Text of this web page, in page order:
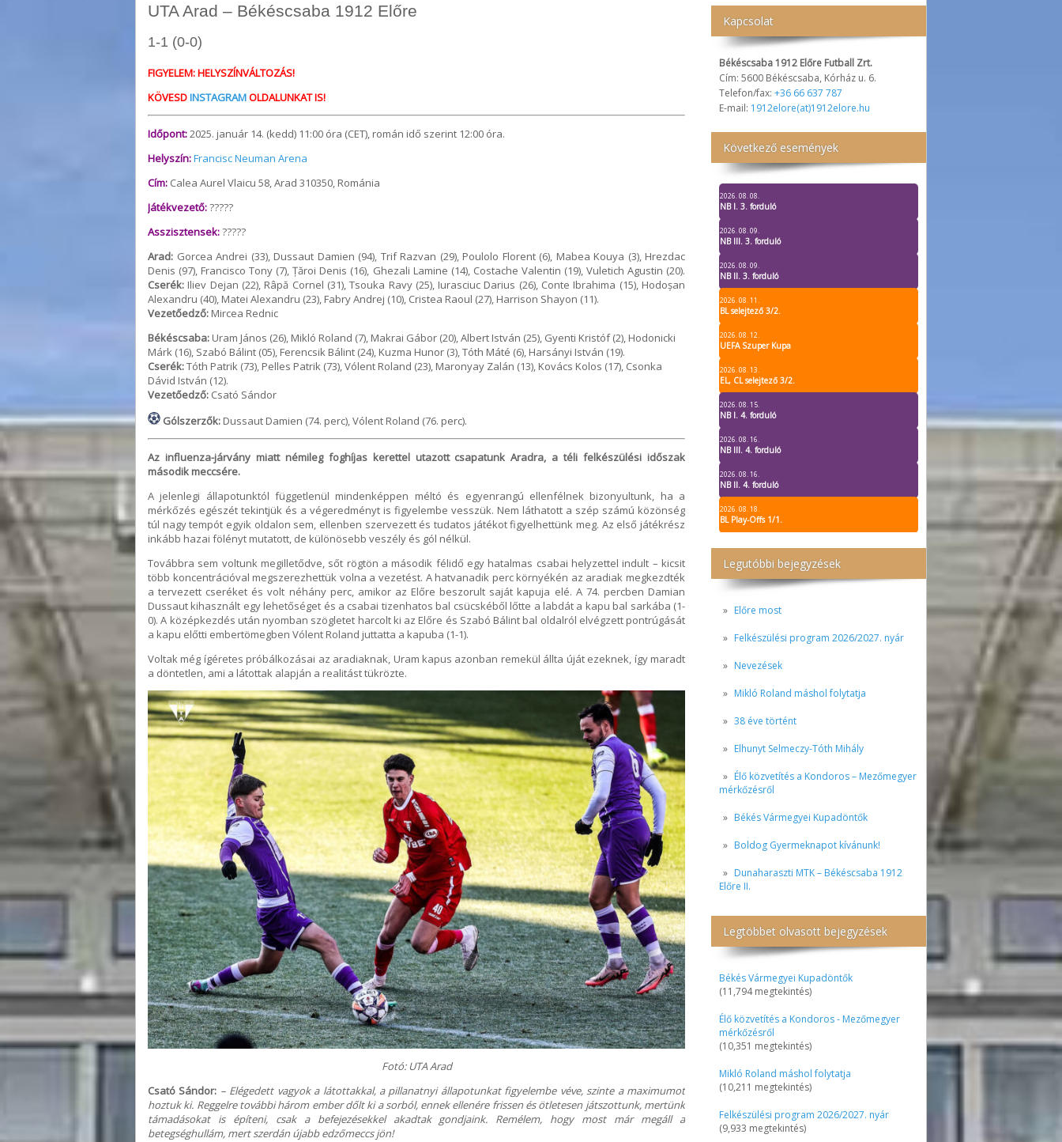
Kapcsolat
Békéscsaba 1912 Előre Futball Zrt.
Cím: 5600 Békéscsaba, Kórház u. 6.
Telefon/fax: +36 66 637 787
E-mail: 1912elore(at)1912elore.hu
Következő események
2026. 08. 08.
NB I. 3. forduló
2026. 08. 09.
NB III. 3. forduló
2026. 08. 09.
NB II. 3. forduló
2026. 08. 11.
BL selejtező 3/2.
2026. 08. 12.
UEFA Szuper Kupa
2026. 08. 13.
EL, CL selejtező 3/2.
2026. 08. 15.
NB I. 4. forduló
2026. 08. 16.
NB III. 4. forduló
2026. 08. 16.
NB II. 4. forduló
2026. 08. 18.
BL Play-Offs 1/1.
Legutóbbi bejegyzések
Előre most
Felkészülési program 2026/2027. nyár
Nevezések
Mikló Roland máshol folytatja
38 éve történt
Elhunyt Selmeczy-Tóth Mihály
Élő közvetítés a Kondoros – Mezőmegyer
mérkőzésről
Békés Vármegyei Kupadöntők
Boldog Gyermeknapot kívánunk!
Dunaharaszti MTK – Békéscsaba 1912
Előre II.
Legtöbbet olvasott bejegyzések
Békés Vármegyei Kupadöntők
(11,794 megtekintés)
Élő közvetítés a Kondoros - Mezőmegyer
mérkőzésről
(10,351 megtekintés)
Mikló Roland máshol folytatja
(10,211 megtekintés)
Felkészülési program 2026/2027. nyár
(9,933 megtekintés)
UTA Arad – Békéscsaba 1912 Előre
1-1 (0-0)
FIGYELEM: HELYSZÍNVÁLTOZÁS!
KÖVESDINSTAGRAMOLDALUNKAT IS!
Időpont:2025. január 14. (kedd) 11:00 óra (CET), román idő szerint 12:00 óra.
Helyszín:Francisc Neuman Arena
Cím: Calea Aurel Vlaicu 58, Arad 310350, Románia
Játékvezető:?????
Asszisztensek:?????
Arad: Gorcea Andrei (33), Dussaut Damien (94), Trif Razvan (29), Poulolo Florent (6), Mabea Kouya (3), Hrezdac
Denis (97), Francisco Tony (7), Țăroi Denis (16), Ghezali Lamine (14), Costache Valentin (19), Vuletich Agustin (20).
Cserék: Iliev Dejan (22), Râpă Cornel (31), Tsouka Ravy (25), Iurasciuc Darius (26), Conte Ibrahima (15), Hodoșan
Alexandru (40), Matei Alexandru (23), Fabry Andrej (10), Cristea Raoul (27), Harrison Shayon (11).
Vezetőedző: Mircea Rednic
Békéscsaba: Uram János (26), Mikló Roland (7), Makrai Gábor (20), Albert István (25), Gyenti Kristóf (2), Hodonicki
Márk (16), Szabó Bálint (05), Ferencsik Bálint (24), Kuzma Hunor (3), Tóth Máté (6), Harsányi István (19).
Cserék:Tóth Patrik (73), Pelles Patrik (73), Vólent Roland (23), Maronyay Zalán (13), Kovács Kolos (17), Csonka
Dávid István (12).
Vezetőedző: Csató Sándor
Gólszerzők: Dussaut Damien (74. perc), Vólent Roland (76. perc).
Az influenza-járvány miatt némileg foghíjas kerettel utazott csapatunk Aradra, a téli felkészülési időszak
második meccsére.
A jelenlegi állapotunktól függetlenül mindenképpen méltó és egyenrangú ellenfélnek bizonyultunk, ha a
mérkőzés egészét tekintjük és a végeredményt is figyelembe vesszük. Nem láthatott a szép számú közönség
túl nagy tempót egyik oldalon sem, ellenben szervezett és tudatos játékot figyelhettünk meg. Az első játékrész
inkább hazai fölényt mutatott, de különösebb veszély és gól nélkül.
Továbbra sem voltunk megilletődve, sőt rögtön a második félidő egy hatalmas csabai helyzettel indult – kicsit
több koncentrációval megszerezhettük volna a vezetést. A hatvanadik perc környékén az aradiak megkezdték
a tervezett cseréket és volt néhány perc, amikor az Előre beszorult saját kapuja elé. A 74. percben Damian
Dussaut kihasznált egy lehetőséget és a csabai tizenhatos bal csücskéből lőtte a labdát a kapu bal sarkába (1-
0). A középkezdés után nyomban szögletet harcolt ki az Előre és Szabó Bálint bal oldalról elvégzett pontrúgását
a kapu előtti embertömegben Vólent Roland juttatta a kapuba (1-1).
Voltak még ígéretes próbálkozásai az aradiaknak, Uram kapus azonban remekül állta úját ezeknek, így maradt
a döntetlen, ami a látottak alapján a realitást tükrözte.
Fotó: UTA Arad
Csató Sándor: – Elégedett vagyok a látottakkal, a pillanatnyi állapotunkat figyelembe véve, szinte a maximumot
hoztuk ki. Reggelre további három ember dőlt ki a sorból, ennek ellenére frissen és ötletesen játszottunk, mertünk
támadásokat is építeni, csak a befejezésekkel akadtak gondjaink. Remélem, hogy most már megáll a
betegséghullám, mert szerdán újabb edzőmeccs jön!